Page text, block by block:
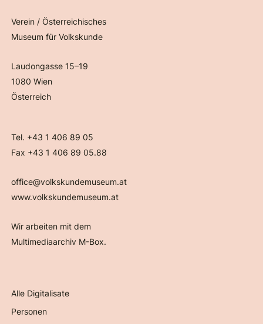
Verein / Österreichisches
Museum für Volkskunde
Laudongasse 15–19
1080 Wien
Österreich
Tel. +43 1 406 89 05
Fax +43 1 406 89 05.88
office@volkskundemuseum.at
www.volkskundemuseum.at
Wir arbeiten mit dem
Multimediaarchiv M-Box.
Alle Digitalisate
Personen